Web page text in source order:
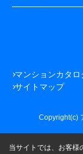
マンションカタロ
サイトマップ
Copyright(c)
当サイトでは、お客様